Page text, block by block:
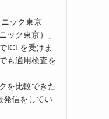
ック東京
ック東京）」
ICLを受けま
も適用検査を
を比較できた
発信をしてい